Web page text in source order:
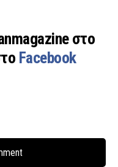
στο
Facebook